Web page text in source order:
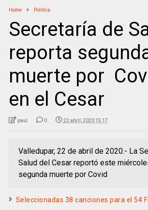
Home Politica
Secretaría de
reporta
muerte por
en el Cesar
paul 0 22 abril, 2020 15:17
Valledupar, 22 de abril de 2020.- La
Salud del Cesar reportó este
segunda muerte por Covid
Seleccionadas 38 canciones para el 54